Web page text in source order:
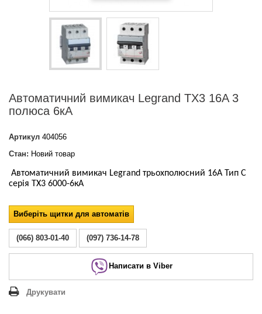
Автоматичний вимикач Legrand TX3 16A 3
полюса 6кА
Артикул 404056
Стан: Новий товар
Автоматичний вимикач Legrand трьохполюсний 16А Тип С
серія ТХ3 6000-6кА
Виберіть щитки для автоматів
(066) 803-01-40 (097) 736-14-78
Написати в Viber
Друкувати